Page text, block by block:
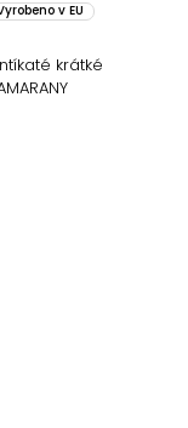
v EU
krátké